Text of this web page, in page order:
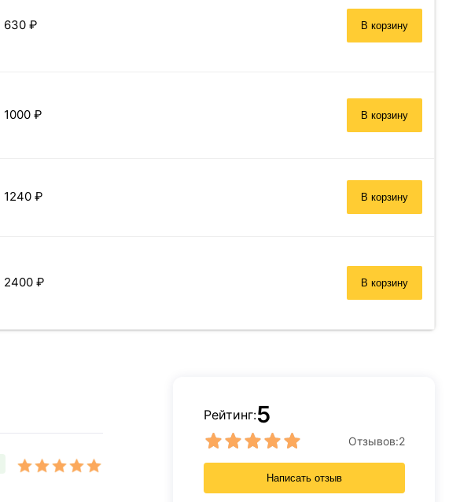
630 ₽ В корзину
1000 ₽ В корзину
1240 ₽ В корзину
2400 ₽ В корзину
Рейтинг:5
Отзывов:2
Написать отзыв